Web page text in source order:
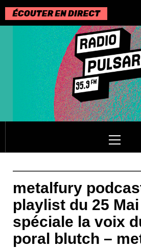
Passer
au
contenu
principal
metalfury
playlist du 25
spéciale la voix
poral blutch –